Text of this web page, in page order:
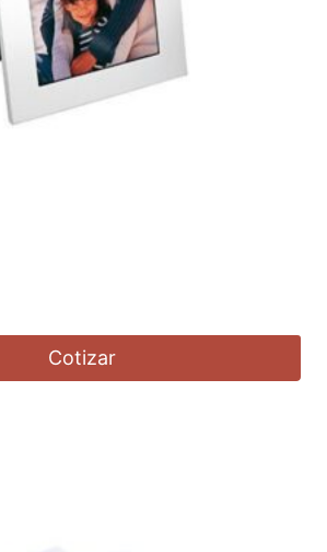
Cotizar